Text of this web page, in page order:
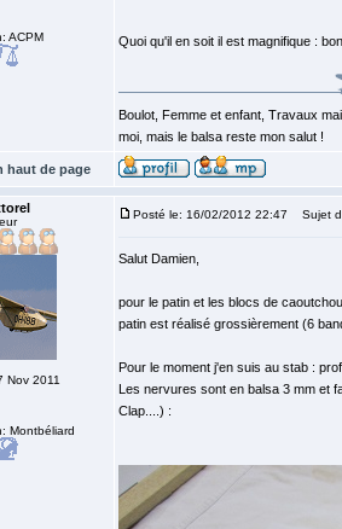
ACPM
Quoi qu'il en soit il est magnifique :
Boulot, Femme et enfant, Travaux
moi, mais le balsa reste mon salut !
haut de page
Nov 2011
Montbéliard
Posté le: 16/02/2012 22:47 Sujet
Salut Damien,
pour le patin et les blocs de
patin est réalisé grossièrement (6
Pour le moment j'en suis au stab :
Les nervures sont en balsa 3 mm et
Clap....) :